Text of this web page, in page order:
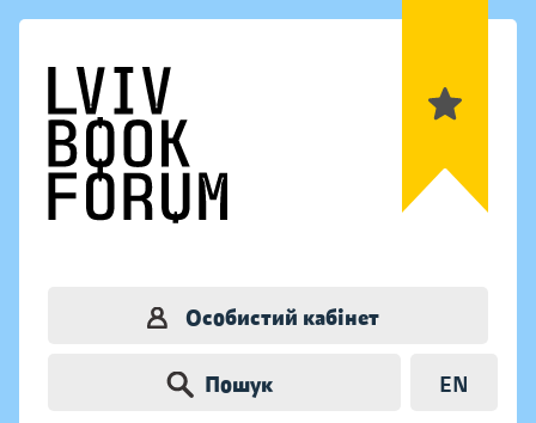
Особистий кабінет
Пошук EN